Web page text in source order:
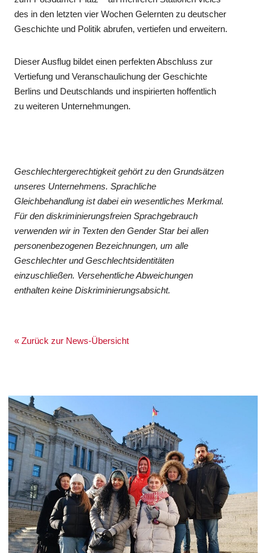
des in den letzten vier Wochen Gelernten zu deutscher
Geschichte und Politik abrufen, vertiefen und erweitern.
Dieser Ausflug bildet einen perfekten Abschluss zur
Vertiefung und Veranschaulichung der Geschichte
Berlins und Deutschlands und inspirierten hoffentlich
zu weiteren Unternehmungen.
Geschlechtergerechtigkeit gehört zu den Grundsätzen
unseres Unternehmens. Sprachliche
Gleichbehandlung ist dabei ein wesentliches Merkmal.
Für den diskriminierungsfreien Sprachgebrauch
verwenden wir in Texten den Gender Star bei allen
personenbezogenen Bezeichnungen, um alle
Geschlechter und Geschlechtsidentitäten
einzuschließen. Versehentliche Abweichungen
enthalten keine Diskriminierungsabsicht.
« Zurück zur News-Übersicht